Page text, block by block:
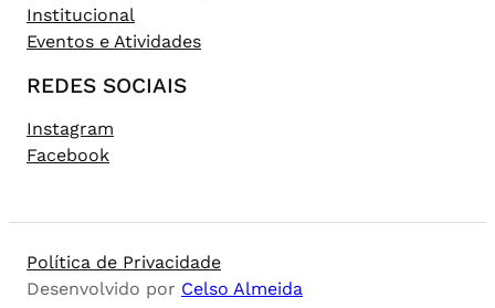
Institucional
Eventos e Atividades
REDES SOCIAIS
Instagram
Facebook
Política de Privacidade
Desenvolvido por Celso Almeida